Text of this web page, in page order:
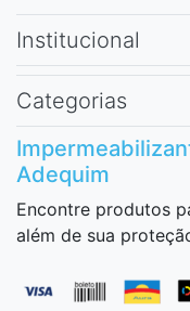
Institucional
Categorias
Adequim
Encontre produtos
além de sua